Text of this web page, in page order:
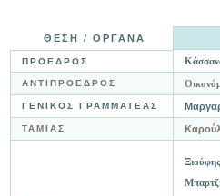
ΘΕΣΗ / ΟΡΓΑΝΑ
ΠΡΟΕΔΡΟΣ
ΑΝΤΙΠΡΟΕΔΡΟΣ
ΓΕΝΙΚΟΣ ΓΡΑΜΜΑΤΕΑΣ
ΤΑΜΙΑΣ